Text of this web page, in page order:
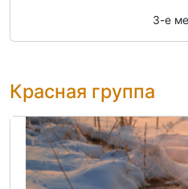
3-e
Красная группа